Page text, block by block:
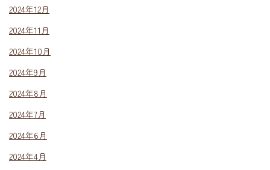
2024年12月
2024年11月
2024年10月
2024年9月
2024年8月
2024年7月
2024年6月
2024年4月